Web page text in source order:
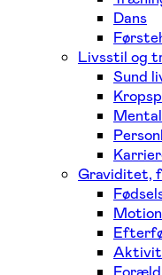
Dans
Livsstil og
Sund
Graviditet,